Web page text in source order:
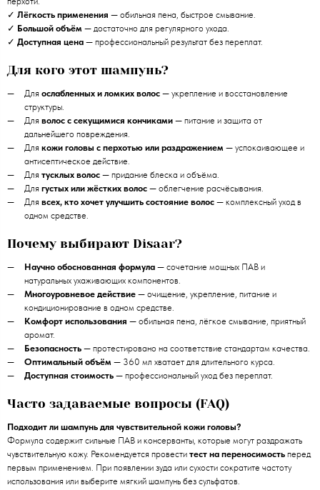
✓ Лёгкость применения — обильная пена, быстрое смывание.
✓ Большой объём — достаточно для регулярного ухода.
✓ Доступная цена — профессиональный результат без переплат.
Для кого этот шампунь?
Для ослабленных и ломких волос — укрепление и восстановление
структуры.
Для волос с секущимися кончиками — питание и защита от
дальнейшего повреждения.
Для кожи головы с перхотью или раздражением — успокаивающее и
антисептическое действие.
Для тусклых волос — придание блеска и объёма.
Для густых или жёстких волос — облегчение расчёсывания.
Для всех, кто хочет улучшить состояние волос — комплексный уход в
одном средстве.
Почему выбирают Disaar?
Научно обоснованная формула — сочетание мощных ПАВ и
натуральных ухаживающих компонентов.
Многоуровневое действие — очищение, укрепление, питание и
кондиционирование в одном средстве.
Комфорт использования — обильная пена, лёгкое смывание, приятный
аромат.
Безопасность — протестировано на соответствие стандартам качества.
Оптимальный объём — 360 мл хватает для длительного курса.
Доступная стоимость — профессиональный уход без переплат.
Часто задаваемые вопросы (FAQ)
Подходит ли шампунь для чувствительной кожи головы?
Формула содержит сильные ПАВ и консерванты, которые могут раздражать
чувствительную кожу. Рекомендуется провести тест на переносимость перед
первым применением. При появлении зуда или сухости сократите частоту
использования или выберите мягкий шампунь без сульфатов.